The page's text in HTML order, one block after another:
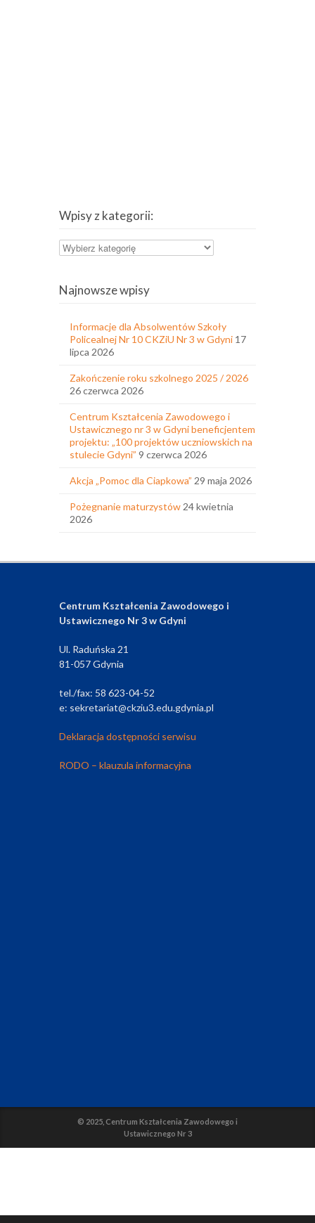
Wpisy z kategorii:
Wpisy
Najnowsze wpisy
Informacje dla Absolwentów Szkoły
Policealnej Nr 10 CKZiU Nr 3 w Gdyni 17
lipca 2026
Zakończenie roku szkolnego 2025 / 2026
26 czerwca 2026
Centrum Kształcenia Zawodowego i
Ustawicznego nr 3 w Gdyni beneficjentem
projektu: „100 projektów uczniowskich na
stulecie Gdyni” 9 czerwca 2026
Akcja „Pomoc dla Ciapkowa” 29 maja 2026
Pożegnanie maturzystów 24 kwietnia
2026
Centrum Kształcenia Zawodowego i
Ustawicznego Nr 3 w Gdyni
Ul. Raduńska 21
81-057 Gdynia
tel./fax: 58 623-04-52
e: sekretariat@ckziu3.edu.gdynia.pl
Deklaracja dostępności serwisu
RODO – klauzula informacyjna
© 2025, Centrum Kształcenia Zawodowego i
Ustawicznego Nr 3